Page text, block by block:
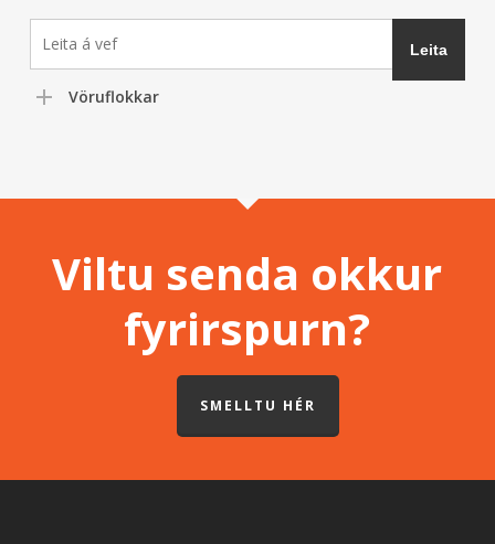
Vöruflokkar
Viltu senda okkur
fyrirspurn?
SMELLTU HÉR